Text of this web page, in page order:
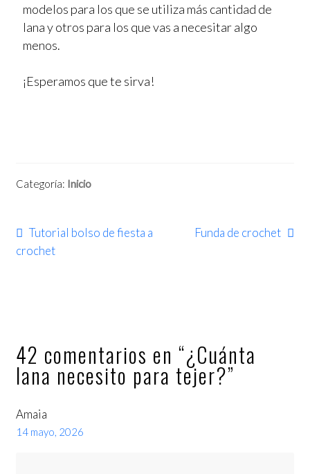
modelos para los que se utiliza más cantidad de
lana y otros para los que vas a necesitar algo
menos.
¡Esperamos que te sirva!
Categoría: Inicio
Tutorial bolso de fiesta a
crochet
Funda de crochet
42 comentarios en “¿Cuánta
lana necesito para tejer?”
Amaia
14 mayo, 2026